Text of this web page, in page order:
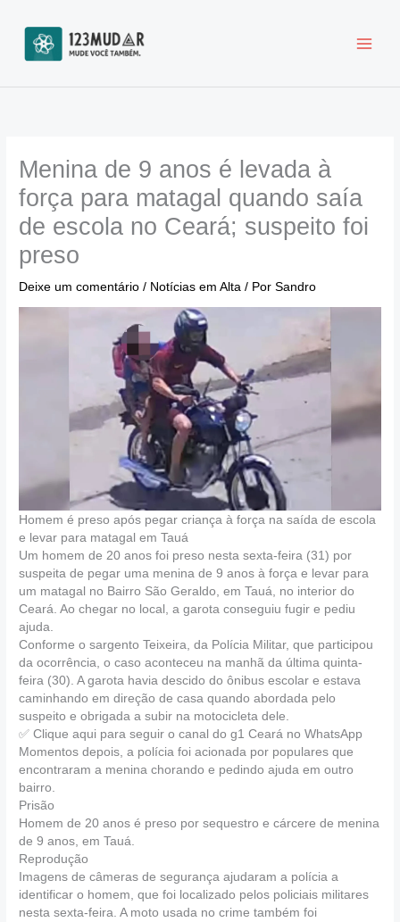
para
conteúdo
Menina de 9 anos é levada à
força para matagal quando saía
de escola no Ceará; suspeito foi
preso
Deixe um comentário / Notícias em Alta / PorSandro
Homem é preso após pegar criança à força na saída de escola
e levar para matagal em Tauá
Um homem de 20 anos foi preso nesta sexta-feira (31) por
suspeita de pegar uma menina de 9 anos à força e levar para
um matagal no Bairro São Geraldo, em Tauá, no interior do
Ceará. Ao chegar no local, a garota conseguiu fugir e pediu
ajuda.
Conforme o sargento Teixeira, da Polícia Militar, que participou
da ocorrência, o caso aconteceu na manhã da última quinta-
feira (30). A garota havia descido do ônibus escolar e estava
caminhando em direção de casa quando abordada pelo
suspeito e obrigada a subir na motocicleta dele.
✅ Clique aqui para seguir o canal do g1 Ceará no WhatsApp
Momentos depois, a polícia foi acionada por populares que
encontraram a menina chorando e pedindo ajuda em outro
bairro.
Prisão
Homem de 20 anos é preso por sequestro e cárcere de menina
de 9 anos, em Tauá.
Reprodução
Imagens de câmeras de segurança ajudaram a polícia a
identificar o homem, que foi localizado pelos policiais militares
nesta sexta-feira. A moto usada no crime também foi